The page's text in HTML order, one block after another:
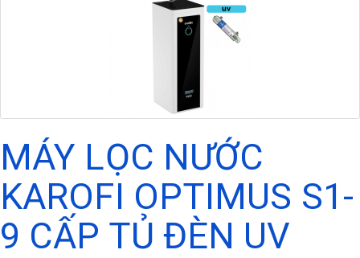
MÁY LỌC NƯỚC
KAROFI OPTIMUS S1-
9 CẤP TỦ ĐÈN UV